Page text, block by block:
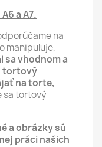
a A7.
na
manipuluje,
sa vhodnom a
tortový
na torte,
sa tortový
a obrázky sú
práci našich